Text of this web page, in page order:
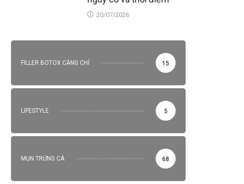
20/07/2026
FILLER BOTOX CĂNG CHỈ 15
LIFESTYLE 5
MỤN TRỨNG CÁ 68